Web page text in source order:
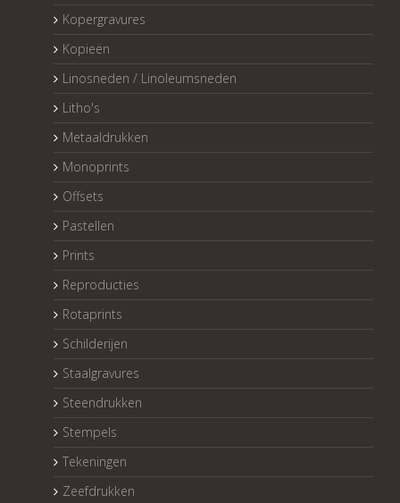
Kopergravures
Kopieën
Linosneden / Linoleumsneden
Litho's
Metaaldrukken
Monoprints
Offsets
Pastellen
Prints
Reproducties
Rotaprints
Schilderijen
Staalgravures
Steendrukken
Stempels
Tekeningen
Zeefdrukken